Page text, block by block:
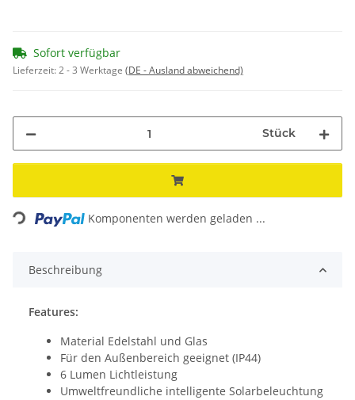
Sofort verfügbar
Lieferzeit:2 - 3 Werktage (DE - Ausland abweichend)
Stück
Loading... Komponenten werden geladen ...
Beschreibung
Features:
Material Edelstahl und Glas
Für den Außenbereich geeignet (IP44)
6 Lumen Lichtleistung
Umweltfreundliche intelligente Solarbeleuchtung